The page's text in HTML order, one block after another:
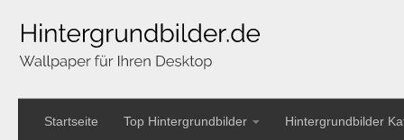
Startseite Top Hintergrundbilder Hintergrundbilder